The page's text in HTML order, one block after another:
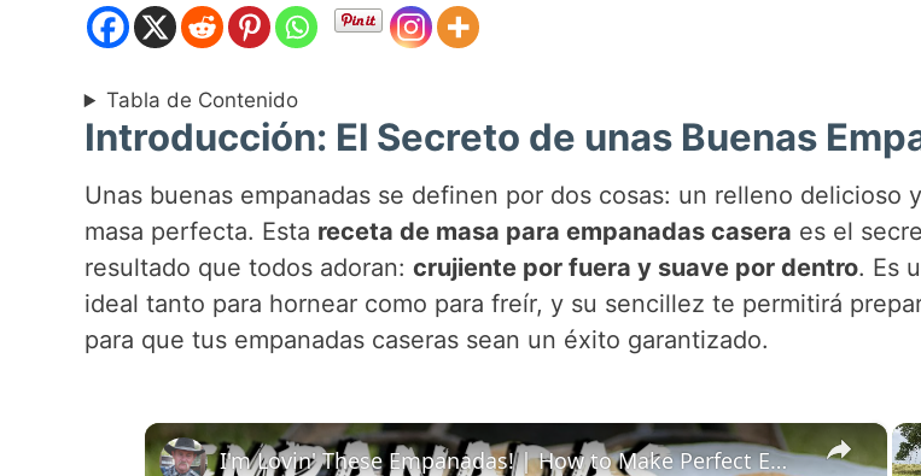
Tabla de Contenido
Introducción: El Secreto de unas Buenas
Unas buenas empanadas se definen por dos cosas: un relleno delicioso
masa perfecta. Esta receta de masa para empanadas casera es el
resultado que todos adoran: crujiente por fuera y suave por dentro. Es
ideal tanto para hornear como para freír, y su sencillez te permitirá
para que tus empanadas caseras sean un éxito garantizado.
×
I'm Lovin' These Empanadas! | How to Make Perfect Empanadas